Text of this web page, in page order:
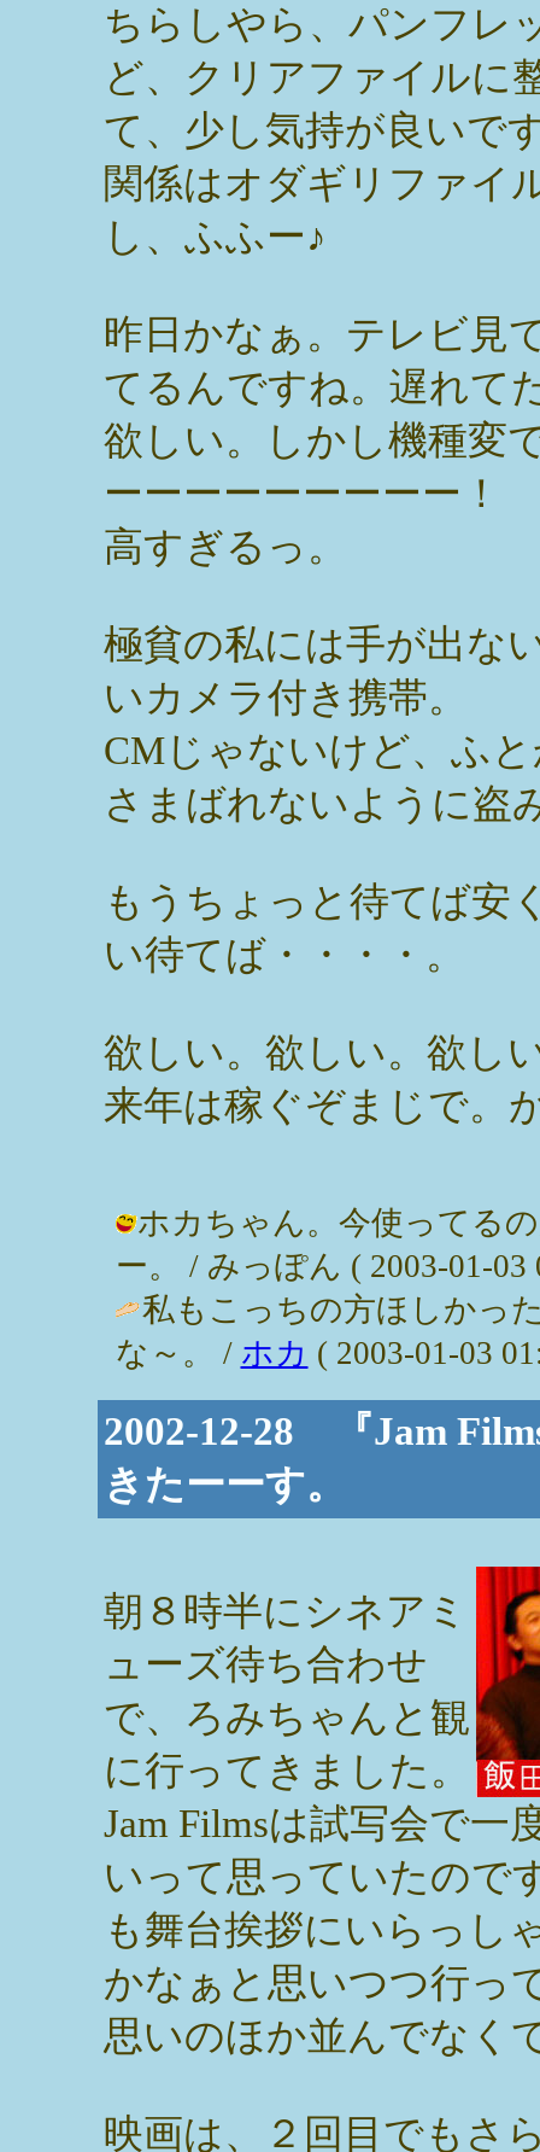
ちらしやら、パンフレ
ど、クリアファイルに
て、少し気持が良いで
関係はオダギリファイ
し、ふふー♪
昨日かなぁ。テレビ見
てるんですね。遅れて
欲しい。しかし機種変
ーーーーーーーーー！
高すぎるっ。
極貧の私には手が出な
いカメラ付き携帯。
CMじゃないけど、ふ
さまばれないように盗
もうちょっと待てば安
い待てば・・・・。
欲しい。欲しい。欲し
来年は稼ぐぞまじで。
ホカちゃん。今使ってる
ー。 / みっぽん ( 2003-01-03
私もこっちの方ほしかっ
な～。 / ホカ ( 2003-01-03
2002-12-28 『Jam
きたーーす。
朝８時半にシネアミ
ューズ待ち合わせ
で、ろみちゃんと観
に行ってきました。
Jam Filmsは試写会で一
いって思っていたので
も舞台挨拶にいらっし
かなぁと思いつつ行っ
思いのほか並んでなく
映画は、２回目でもさ